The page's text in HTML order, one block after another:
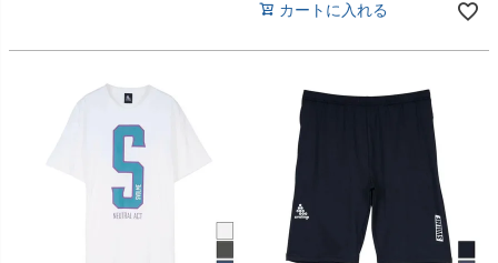
カートに入れる